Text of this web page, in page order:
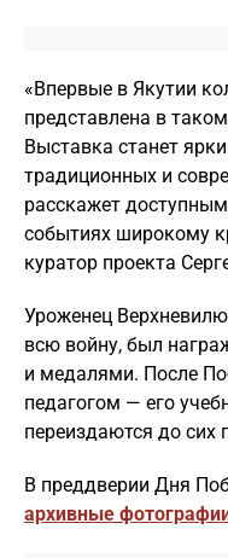
«Впервые в Якутии
представлена в
Выставка станет
традиционных и
расскажет
событиях широкому
куратор проекта
Уроженец
всю войну, был
и медалями. После
педагогом — его
переиздаются до сих
В преддверии Дня
архивные